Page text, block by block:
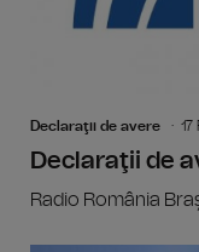
Declaraţii de avere 17
Declaraţii de
Radio România